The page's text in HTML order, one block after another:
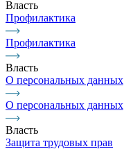
Власть
Профилактика
Профилактика
Власть
О персональных данных
О персональных данных
Власть
Защита трудовых прав